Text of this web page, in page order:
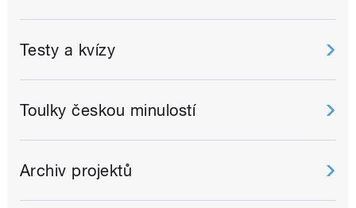
Testy a kvízy
Toulky českou minulostí
Archiv projektů